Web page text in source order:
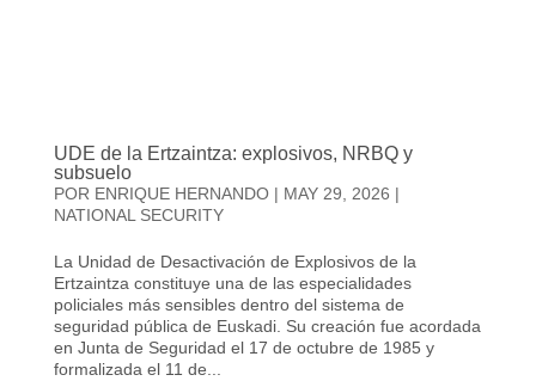
UDE de la Ertzaintza: explosivos, NRBQ y
subsuelo
POR ENRIQUE HERNANDO| MAY 29, 2026 |
NATIONAL SECURITY
La Unidad de Desactivación de Explosivos de la
Ertzaintza constituye una de las especialidades
policiales más sensibles dentro del sistema de
seguridad pública de Euskadi. Su creación fue acordada
en Junta de Seguridad el 17 de octubre de 1985 y
formalizada el 11 de...